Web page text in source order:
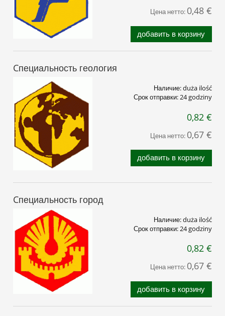
Цена нетто: 0,48 €
добавить в корзину
Cпециальность геология
Наличие:duża ilość
Срок отправки:24 godziny
0,82 €
Цена нетто: 0,67 €
добавить в корзину
Cпециальность город
Наличие:duża ilość
Срок отправки: 24 godziny
0,82 €
Цена нетто: 0,67 €
добавить в корзину